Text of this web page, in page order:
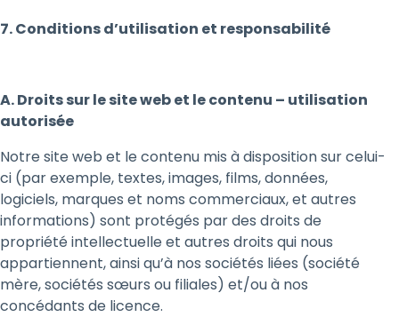
7. Conditions d’utilisation et responsabilité
A. Droits sur le site web et le contenu – utilisation
autorisée
Notre site web et le contenu mis à disposition sur celui-
ci (par exemple, textes, images, films, données,
logiciels, marques et noms commerciaux, et autres
informations) sont protégés par des droits de
propriété intellectuelle et autres droits qui nous
appartiennent, ainsi qu’à nos sociétés liées (société
mère, sociétés sœurs ou filiales) et/ou à nos
concédants de licence.